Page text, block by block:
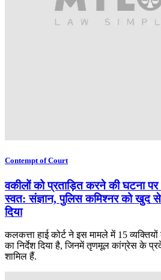
Contempt of Court
वकीलों को प्रताड़ित करने की घटना
स्वत: संज्ञान, पुलिस कमिश्नर को
दिया
कलकत्ता हाई कोर्ट ने इस मामले में 15
का निर्देश दिया है, जिनमें तृणमूल कांग्रेस के
शामिल हैं.